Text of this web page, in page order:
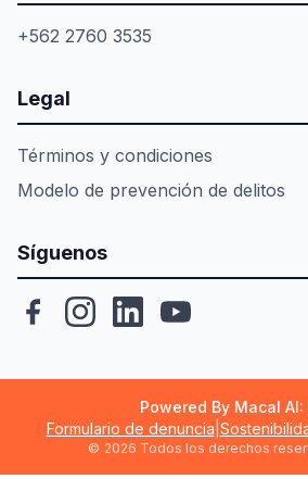
+562 2760 3535
Legal
Términos y condiciones
Modelo de prevención de delitos
Síguenos
Powered By Macal AI:
Formulario de denuncia
© 2026 Todos los derechos